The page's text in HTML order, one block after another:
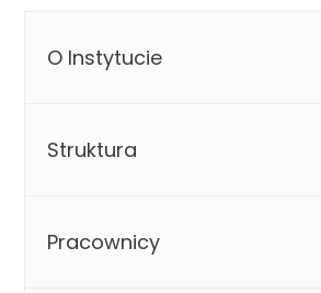
O Instytucie
Struktura
Pracownicy